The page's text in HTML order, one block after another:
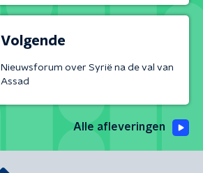
Volgende
Nieuwsforum over Syrië na de val van
Assad
Alle afleveringen